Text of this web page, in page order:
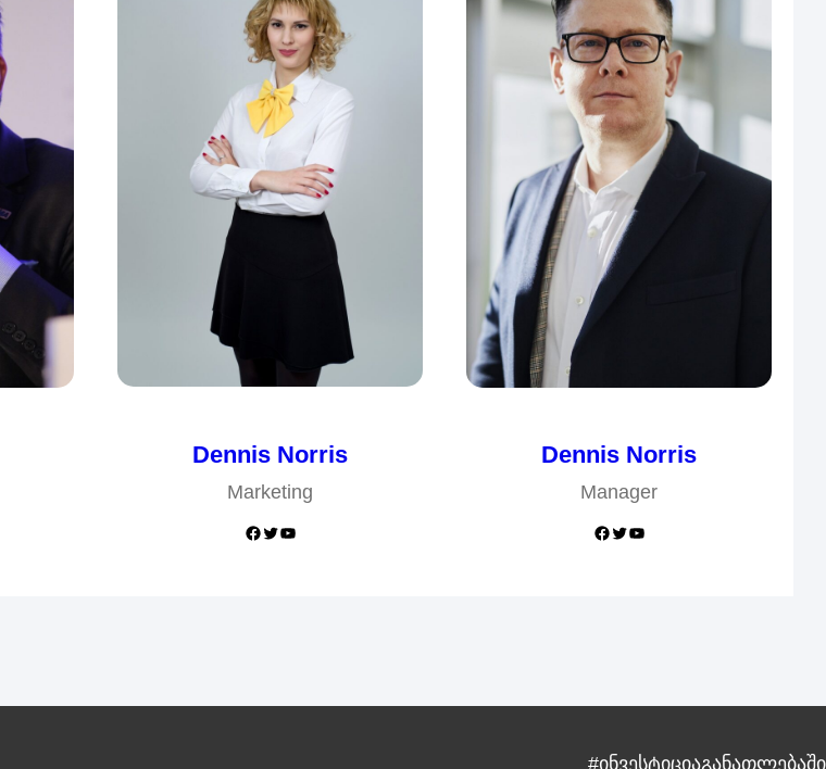
Dennis Norris
Marketing
Facebook Twitter YouTube
Dennis Norris
Manager
Facebook Twitter YouTube
#ინვესტიციაგანათლებაში